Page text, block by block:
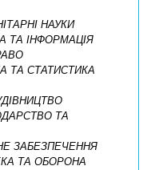
НАУКИ
ТА ІНФОРМАЦІЯ
ТА СТАТИСТИКА
ТА
ЗАБЕЗПЕЧЕННЯ
ТА ОБОРОНА